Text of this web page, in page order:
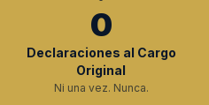
0
Declaraciones al Cargo
Original
Ni una vez. Nunca.